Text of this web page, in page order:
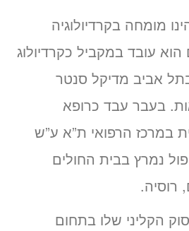
מומחה בקרדיולוגיה
הוא עובד במקביל כקרדיולוג
אביב מדיקל סנטר
בעבר עבד כרופא
במרכז הרפואי ת”א ע”ש
נמרץ בבית החולים
רוסיה.
הקליני שלו בתחום